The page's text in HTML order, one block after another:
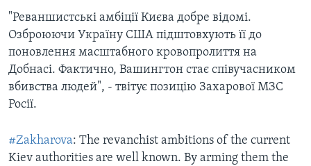
"Реваншистські амбіції Києва добре відомі.
Озброюючи Україну США підштовхують її до
поновлення масштабного кровопролиття на
Добнасі. Фактично, Вашингтон стає співучасником
вбивства людей", - твітує позицію Захарової МЗС
Росії.
#Zakharova: The revanchist ambitions of the current
Kiev authorities are well known. By arming them the